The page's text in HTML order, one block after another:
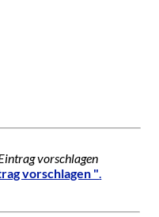
vorschlagen
vorschlagen ".